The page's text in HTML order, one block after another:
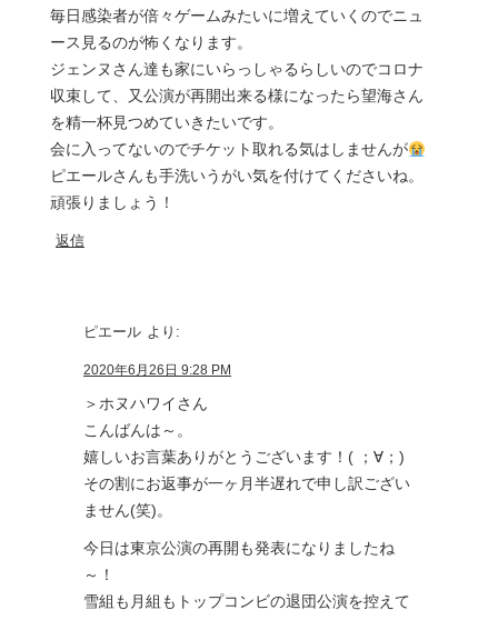
毎日感染者が倍々ゲームみたいに増えていくのでニュ
ース見るのが怖くなります。
ジェンヌさん達も家にいらっしゃるらしいのでコロナ
収束して、又公演が再開出来る様になったら望海さん
を精一杯見つめていきたいです。
会に入ってないのでチケット取れる気はしませんが
ピエールさんも手洗いうがい気を付けてくださいね。
頑張りましょう！
返信
ピエール より:
2020年6月26日 9:28 PM
＞ホヌハワイさん
こんばんは～。
嬉しいお言葉ありがとうございます！( ；∀；)
その割にお返事が一ヶ月半遅れで申し訳ござい
ません(笑)。
今日は東京公演の再開も発表になりましたね
～！
雪組も月組もトップコンビの退団公演を控えて